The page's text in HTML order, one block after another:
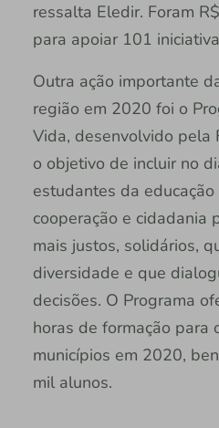
ressalta Eledir. Foram
para apoiar 101
Outra ação importante
região em 2020 foi o
Vida, desenvolvido pela
o objetivo de incluir no
estudantes da
cooperação e cidadania
mais justos, solidários,
diversidade e que
decisões. O Programa
horas de formação para
municípios em 2020,
mil alunos.